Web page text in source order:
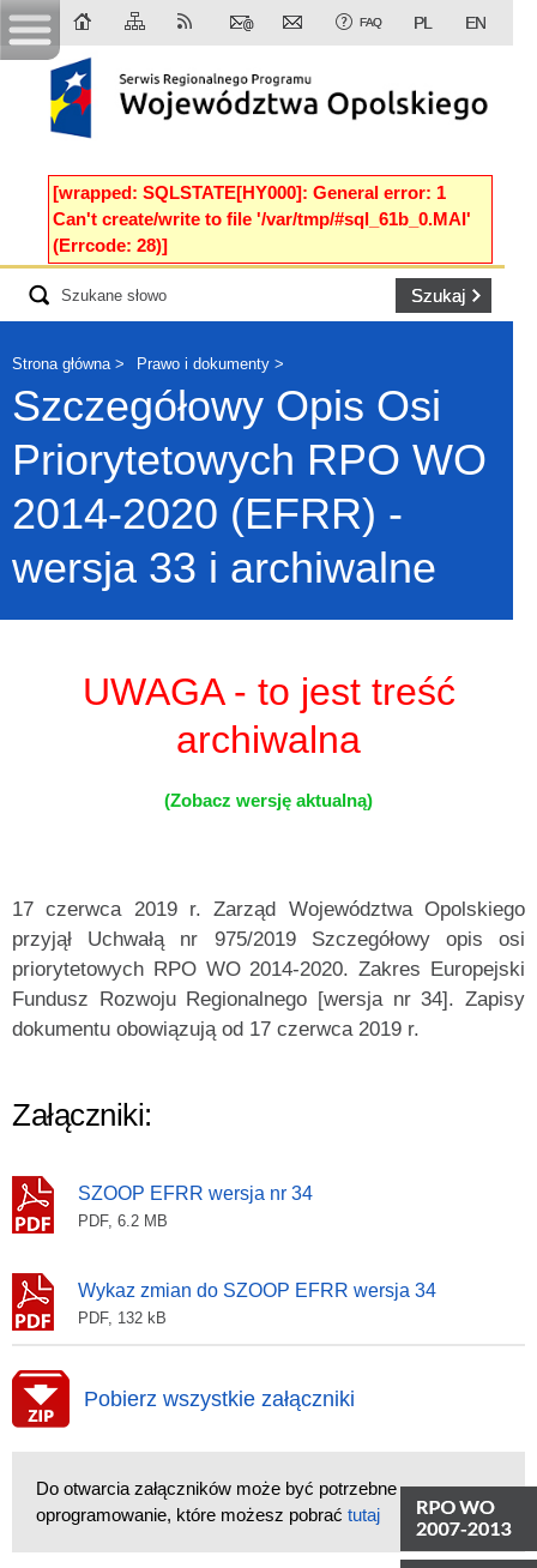
FAQ PL EN
[wrapped: SQLSTATE[HY000]: General error: 1
Can't create/write to file '/var/tmp/#sql_61b_0.MAI'
(Errcode: 28)]
Strona główna Prawo i dokumenty
Szczegółowy Opis Osi
Priorytetowych RPO WO
2014-2020 (EFRR) -
wersja 33 i archiwalne
UWAGA - to jest treść
archiwalna
(Zobacz wersję aktualną)
17 czerwca 2019 r. Zarząd Województwa Opolskiego
przyjął Uchwałą nr 975/2019 Szczegółowy opis osi
priorytetowych RPO WO 2014-2020. Zakres Europejski
Fundusz Rozwoju Regionalnego [wersja nr 34]. Zapisy
dokumentu obowiązują od 17 czerwca 2019 r.
Załączniki:
SZOOP EFRR wersja nr 34
PDF, 6.2 MB
Wykaz zmian do SZOOP EFRR wersja 34
PDF, 132 kB
Pobierz wszystkie załączniki
Do otwarcia załączników może być potrzebne
oprogramowanie, które możesz pobrać tutaj